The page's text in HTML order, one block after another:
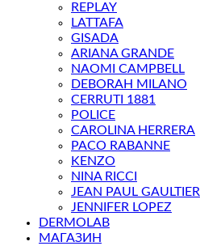
REPLAY
LATTAFA
GISADA
ARIANA GRANDE
NAOMI CAMPBELL
DEBORAH MILANO
CERRUTI 1881
POLICE
CAROLINA HERRERA
PACO RABANNE
KENZO
NINA RICCI
JEAN PAUL GAULTIER
JENNIFER LOPEZ
DERMOLAB
МАГАЗИН